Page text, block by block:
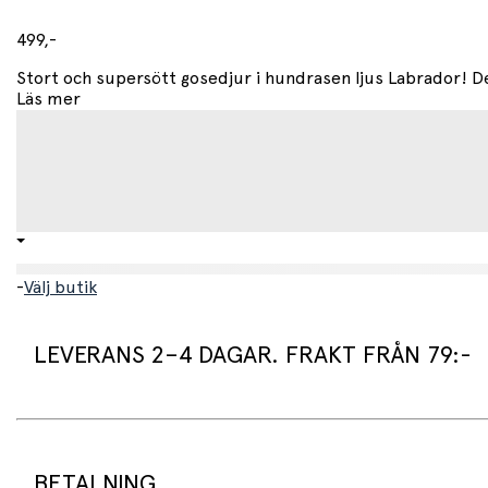
499,-
Stort och supersött gosedjur i hundrasen ljus Labrador!
Läs mer
-Välj butik
LEVERANS 2–4 DAGAR. FRAKT FRÅN 79:-
Standard leveranstid för varor som finns i lager är 2–4 dagar.